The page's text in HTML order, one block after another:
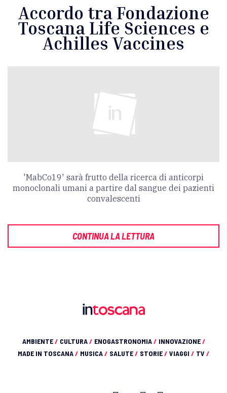
Accordo tra Fondazione
Toscana Life Sciences e
Achilles Vaccines
'MabCo19' sarà frutto della ricerca di anticorpi
monoclonali umani a partire dal sangue dei pazienti
convalescenti
CONTINUA LA LETTURA
AMBIENTE/ CULTURA/ ENOGASTRONOMIA/ INNOVAZIONE/
MADE IN TOSCANA/ MUSICA/ SALUTE/ STORIE/ VIAGGI / TV /